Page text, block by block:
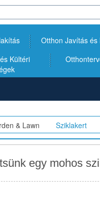
Otthon Javítás és
Kültéri
& Lawn Sziklakert
egy mohos